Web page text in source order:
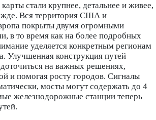
стали крупнее, детальнее и живее,
Вся территория США и
покрыты двумя огромными
в то время как на более подробных
уделяется конкретным регионам
Улучшенная конструкция путей
на важных решениях,
и помогая росту городов. Сигналы
мосты могут содержать до 4
железнодорожные станции теперь